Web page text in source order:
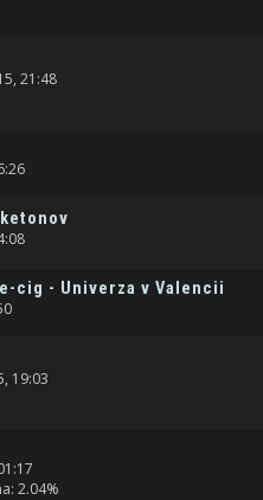
21:48
cig - Univerza v Valencii
19:03
2.04%